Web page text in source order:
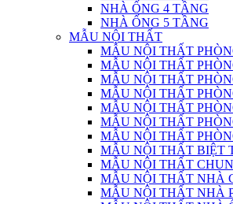
NHÀ ỐNG 4 TẦNG
NHÀ ỐNG 5 TẦNG
MẪU NỘI THẤT
MẪU NỘI THẤT
MẪU NỘI THẤT
MẪU NỘI THẤT
MẪU NỘI THẤT
MẪU NỘI THẤT
MẪU NỘI THẤT
MẪU NỘI THẤT
MẪU NỘI THẤT BIỆT
MẪU NỘI THẤT
MẪU NỘI THẤT NHÀ
MẪU NỘI THẤT NHÀ